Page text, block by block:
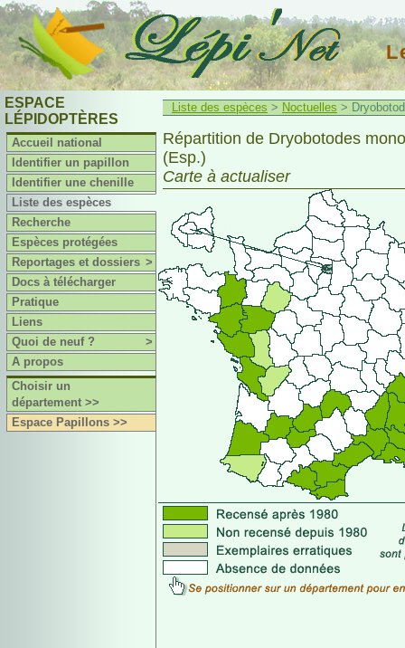
ESPACE
LÉPIDOPTÈRES
Accueil national
Identifier un papillon
Identifier une chenille
Liste des espèces
Recherche
Espèces protégées
Reportages et dossiers >
Docs à télécharger
Pratique
Liens
Quoi de neuf ?
>
A propos
Choisir un
département >>
Espace Papillons >>
Liste des espèces > Noctuelles >
Répartition de Dryobotodes
(Esp.)
Carte à actualiser